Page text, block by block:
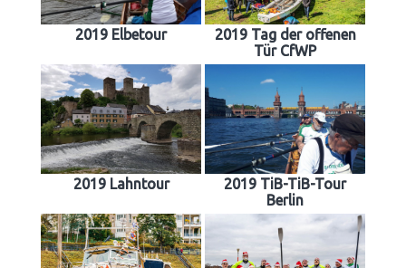
2019 Elbetour
2019 Tag der offenen
Tür CfWP
2019 Lahntour
2019 TiB-TiB-Tour
Berlin